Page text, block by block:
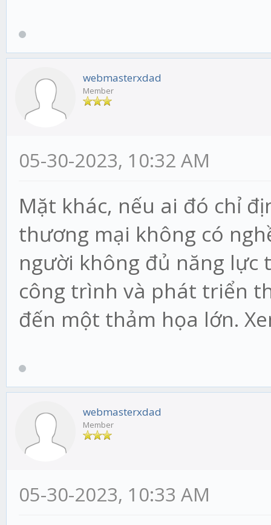
webmasterxdad
Member
05-30-2023, 10:32 AM
Mặt khác, nếu ai đó chỉ
thương mại không có
người không đủ năng lực
công trình và phát triển
đến một thảm họa lớn.
webmasterxdad
Member
05-30-2023, 10:33 AM